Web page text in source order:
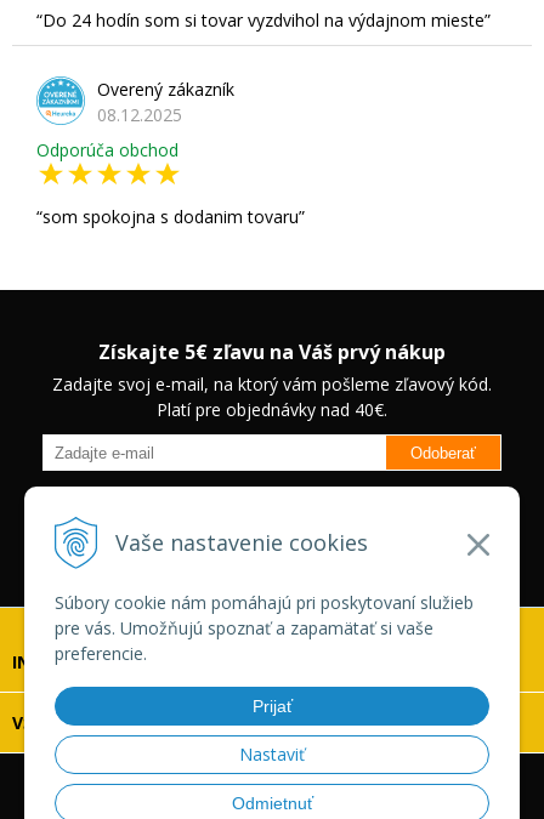
Vaše nastavenie cookies
Súbory cookie nám pomáhajú pri poskytovaní služieb
pre vás. Umožňujú spoznať a zapamätať si vaše
preferencie.
Prijať
Nastaviť
Odmietnuť
Do 24 hodín som si tovar vyzdvihol na výdajnom mieste
Overený zákazník
08.12.2025
Odporúča obchod
som spokojna s dodanim tovaru
Získajte 5€ zľavu na Váš prvý nákup
Zadajte svoj e-mail, na ktorý vám pošleme zľavový kód.
Platí pre objednávky nad 40€.
Odoberať
zľavách na vybrané produkty.
Neplatí pre Veľkoobchodných
zákazníkov.
INFOLINKA
VŠETKO O NÁKUPE
© 2026 Vaskonaradie.sk •tvorba eshopu cez UNIobchod